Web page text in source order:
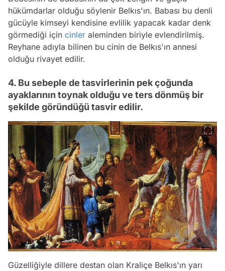
hükümdarlar olduğu söylenir Belkıs'ın. Babası bu denli
gücüyle kimseyi kendisine evlilik yapacak kadar denk
görmediği için cinler aleminden biriyle evlendirilmiş.
Reyhane adıyla bilinen bu cinin de Belkıs'ın annesi
olduğu rivayet edilir.
4. Bu sebeple de tasvirlerinin pek çoğunda
ayaklarının toynak olduğu ve ters dönmüş bir
şekilde göründüğü tasvir edilir.
Güzelliğiyle dillere destan olan Kraliçe Belkıs'ın yarı